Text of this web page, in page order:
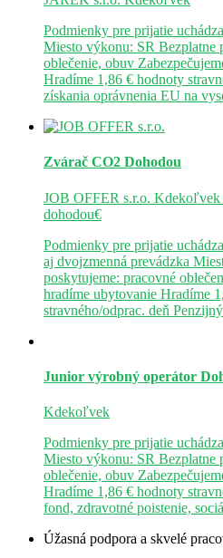
Podmienky pre prijatie
Miesto výkonu: SR Bezplatne
oblečenie, obuv
Hradíme 1,86 € hodnoty
získania oprávnenia EU na
Zvárač CO2 Dohodou
JOB OFFER s.r.o. Kdekoľvek
dohodou€
Podmienky pre prijatie
aj dvojzmenná prevádzka
poskytujeme: pracovné
hradíme ubytovanie Hradíme
stravného/odprac. deň
Junior výrobný operátor
Kdekoľvek
Podmienky pre prijatie
Miesto výkonu: SR Bezplatne
oblečenie, obuv
Hradíme 1,86 € hodnoty
fond, zdravotné poistenie,
Úžasná podpora a skvelé